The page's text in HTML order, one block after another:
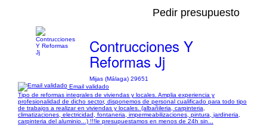
Pedir presupuesto
Contrucciones Y
Reformas Jj
Mijas (Málaga) 29651
Email validado
Tipo de reformas integrales de viviendas y locales. Amplia experiencia y
profesionalidad de dicho sector, disponemos de personal cualificado para todo tipo
de trabajos a realizar en viviendas y locales. (albañileria, carpinteria,
climatizaciones, electricidad, fontaneria, impermeabilizaciones, pintura, jardineria,
carpinteria del aluminio...) !!!le presupuestamos en menos de 24h sin...